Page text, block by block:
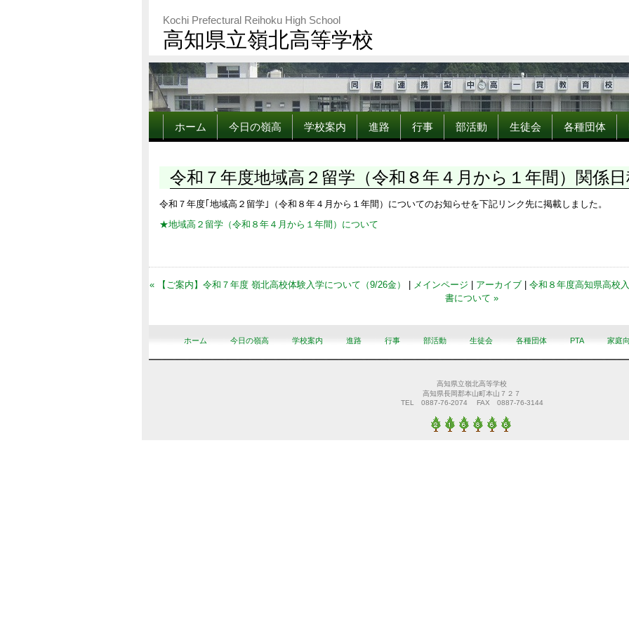
Kochi Prefectural Reihoku High School
高知県立嶺北高等学校
ホーム 今日の嶺高 学校案内 進路 行事 部活動 生徒会 各種団体
令和７年度地域高２留学（令和８年４月から１年間）関係
令和７年度｢地域高２留学｣（令和８年４月から１年間）についてのお知らせを下記リンク先に掲載しました。
★地域高２留学（令和８年４月から１年間）について
« 【ご案内】令和７年度 嶺北高校体験入学について（9/26金） | メインページ | アーカイブ | 令和８年度高知県高校
書について »
ホーム 今日の嶺高 学校案内 進路 行事 部活動 生徒会 各種団体 PTA 家庭
高知県立嶺北高等学校
高知県長岡郡本山町本山７２７
TEL 0887-76-2074 FAX 0887-76-3144